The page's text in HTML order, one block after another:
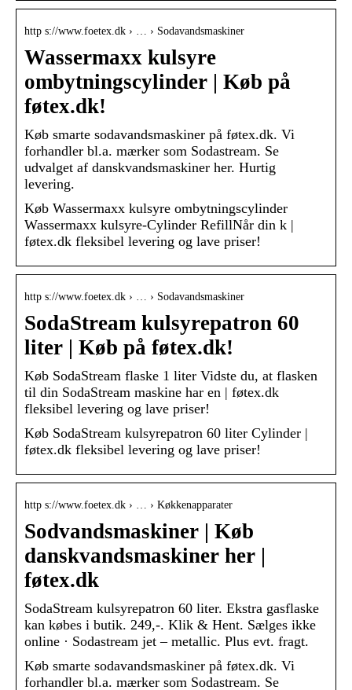
http s://www.foetex.dk › … › Sodavandsmaskiner
Wassermaxx kulsyre
ombytningscylinder | Køb på
føtex.dk!
Køb smarte sodavandsmaskiner på føtex.dk. Vi
forhandler bl.a. mærker som Sodastream. Se
udvalget af danskvandsmaskiner her. Hurtig
levering.
Køb Wassermaxx kulsyre ombytningscylinder
Wassermaxx kulsyre-Cylinder RefillNår din k |
føtex.dk fleksibel levering og lave priser!
http s://www.foetex.dk › … › Sodavandsmaskiner
SodaStream kulsyrepatron 60
liter | Køb på føtex.dk!
Køb SodaStream flaske 1 liter Vidste du, at flasken
til din SodaStream maskine har en | føtex.dk
fleksibel levering og lave priser!
Køb SodaStream kulsyrepatron 60 liter Cylinder |
føtex.dk fleksibel levering og lave priser!
http s://www.foetex.dk › … › Køkkenapparater
Sodvandsmaskiner | Køb
danskvandsmaskiner her |
føtex.dk
SodaStream kulsyrepatron 60 liter. Ekstra gasflaske
kan købes i butik. 249,-. Klik & Hent. Sælges ikke
online · Sodastream jet – metallic. Plus evt. fragt.
Køb smarte sodavandsmaskiner på føtex.dk. Vi
forhandler bl.a. mærker som Sodastream. Se